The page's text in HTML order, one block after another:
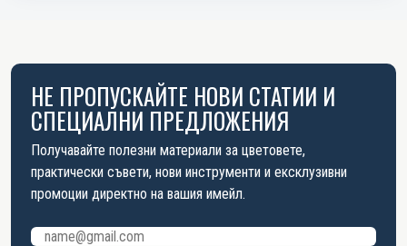
НЕ ПРОПУСКАЙТЕ НОВИ СТАТИИ И
СПЕЦИАЛНИ ПРЕДЛОЖЕНИЯ
Получавайте полезни материали за цветовете,
практически съвети, нови инструменти и ексклузивни
промоции директно на вашия имейл.
Имейл адрес